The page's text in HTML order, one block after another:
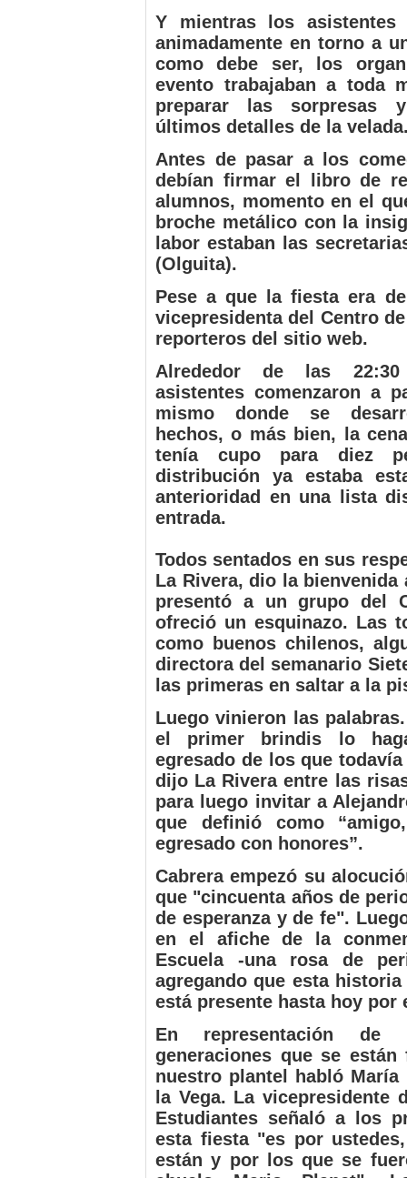
Y mientras los asistentes
animadamente en torno a
como debe ser, los
evento trabajaban a toda
preparar las sorpresas
últimos detalles de la
Antes de pasar a los
debían firmar el libro de
alumnos, momento en el
broche metálico con la
labor estaban las
(Olguita).
Pese a que la fiesta era
vicepresidenta del Centro
reporteros del sitio web.
Alrededor de las
asistentes comenzaron a
mismo donde se
hechos, o más bien, la
tenía cupo para diez
distribución ya estaba
anterioridad en una lista
entrada.
Todos sentados en sus
La Rivera, dio la
presentó a un grupo del
ofreció un esquinazo. Las
como buenos chilenos,
directora del semanario
las primeras en saltar a la
Luego vinieron las
el primer brindis lo
egresado de los que
dijo La Rivera entre las
para luego invitar a
que definió como
egresado con honores”.
Cabrera empezó su
que "cincuenta años de
de esperanza y de fe".
en el afiche de la
Escuela -una rosa de
agregando que esta
está presente hasta hoy por
En representación de
generaciones que se están
nuestro plantel habló María
la Vega. La vicepresidente
Estudiantes señaló a los
esta fiesta "es por
están y por los que se